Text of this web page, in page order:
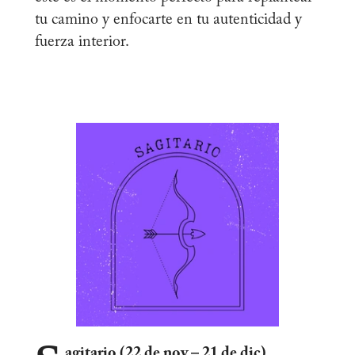
tu camino y enfocarte en tu autenticidad y
fuerza interior.